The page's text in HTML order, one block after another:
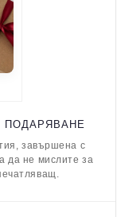
ПОДАРЯВАНЕ
завършена с
да не мислите за